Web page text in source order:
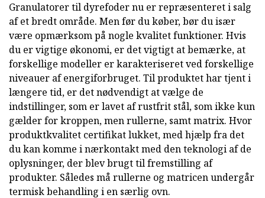
Granulatorer til dyrefoder nu er repræsenteret i salg
af et bredt område. Men før du køber, bør du især
være opmærksom på nogle kvalitet funktioner. Hvis
du er vigtige økonomi, er det vigtigt at bemærke, at
forskellige modeller er karakteriseret ved forskellige
niveauer af energiforbruget. Til produktet har tjent i
længere tid, er det nødvendigt at vælge de
indstillinger, som er lavet af rustfrit stål, som ikke kun
gælder for kroppen, men rullerne, samt matrix. Hvor
produktkvalitet certifikat lukket, med hjælp fra det
du kan komme i nærkontakt med den teknologi af de
oplysninger, der blev brugt til fremstilling af
produkter. Således må rullerne og matricen undergår
termisk behandling i en særlig ovn.